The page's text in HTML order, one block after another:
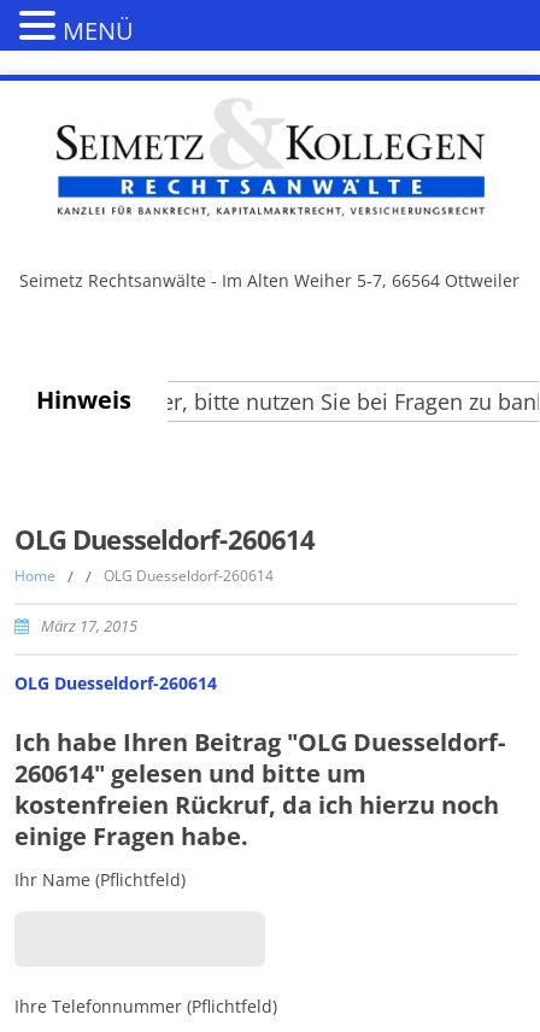
Seimetz Rechtsanwälte - Im Alten Weiher 5-7, 66564 Ottweiler
Hinweis
Besucher, bitte nutzen Sie bei Fragen zu
OLG Duesseldorf-260614
Home / / OLG Duesseldorf-260614
März 17, 2015
OLG Duesseldorf-260614
Ich habe Ihren Beitrag "OLG Duesseldorf-
260614" gelesen und bitte um
kostenfreien Rückruf, da ich hierzu noch
einige Fragen habe.
Ihr Name (Pflichtfeld)
Ihre Telefonnummer (Pflichtfeld)
MENÜ